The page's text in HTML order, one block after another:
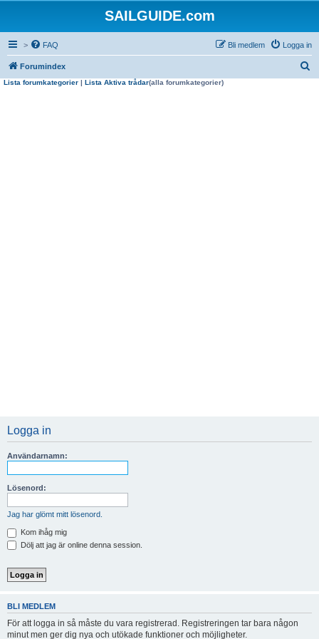
SAILGUIDE.com
> FAQ Logga in
Bli medlem
Forumindex
Lista forumkategorier | Lista Aktiva trådar(alla forumkategorier)
Logga in
Användarnamn:
Lösenord:
Jag har glömt mitt lösenord.
Kom ihåg mig
Dölj att jag är online denna session.
BLI MEDLEM
För att logga in så måste du vara registrerad. Registreringen tar bara någon
minut men ger dig nya och utökade funktioner och möjligheter.